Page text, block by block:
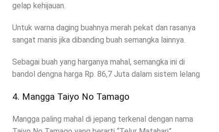
gelap kehijauan.
Untuk warna daging buahnya merah pekat dan rasanya
sangat manis jika dibanding buah semangka lainnya.
Sebagai buah yang harganya mahal, semangka ini di
bandol dengna harga Rp. 86,7 Juta dalam sistem lelang
4. Mangga Taiyo No Tamago
Mangga paling mahal di jepang terkenal dengan nama